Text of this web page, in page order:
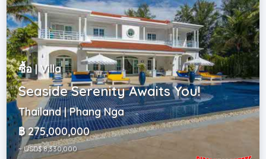
ซื้อ | Villa
Seaside Serenity Awaits You!
Thailand | Phang Nga
฿ 275,000,000
~ USD$ 8,330,000